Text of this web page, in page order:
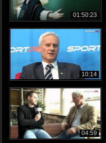
01:50:23
10:14
04:59